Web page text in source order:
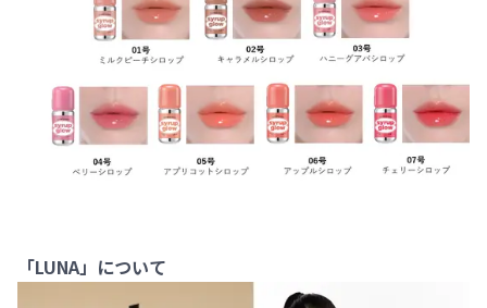
「LUNA」について